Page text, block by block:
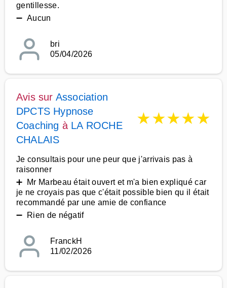
gentillesse.
➖ Aucun
bri
05/04/2026
Avis sur Association
DPCTS Hypnose
Coaching à LA ROCHE
CHALAIS
★★★★★
Je consultais pour une peur que j'arrivais pas à
raisonner
➕ Mr Marbeau était ouvert et m'a bien expliqué car
je ne croyais pas que c'était possible bien qu il était
recommandé par une amie de confiance
➖ Rien de négatif
FranckH
11/02/2026